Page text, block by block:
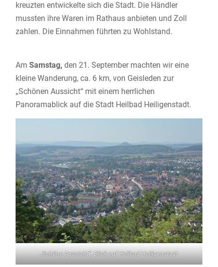
kreuzten entwickelte sich die Stadt. Die Händler
mussten ihre Waren im Rathaus anbieten und Zoll
zahlen. Die Einnahmen führten zu Wohlstand.
Am Samstag, den 21. September machten wir eine
kleine Wanderung, ca. 6 km, von Geisleden zur
„Schönen Aussicht“ mit einem herrlichen
Panoramablick auf die Stadt Heilbad Heiligenstadt.
„Schöne Aussicht“, Blick auf Heilbad Heiligenstadt